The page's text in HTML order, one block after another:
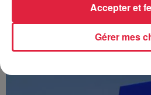
À Hoerdt, de l’eau brune
l’eau brune s’écouler de leurs
Gérer mes
Accepter et